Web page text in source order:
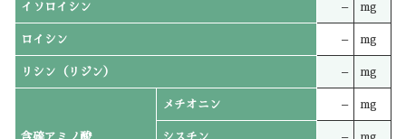
イソロイシン – mg
ロイシン – mg
リシン（リジン） – mg
メチオニン – mg